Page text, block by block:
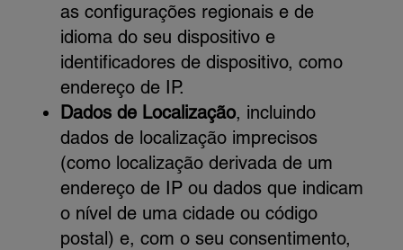
as configurações regionais e de
idioma do seu dispositivo e
identificadores de dispositivo, como
endereço de IP.
Dados de Localização, incluindo
dados de localização imprecisos
(como localização derivada de um
endereço de IP ou dados que indicam
o nível de uma cidade ou código
postal) e, com o seu consentimento,